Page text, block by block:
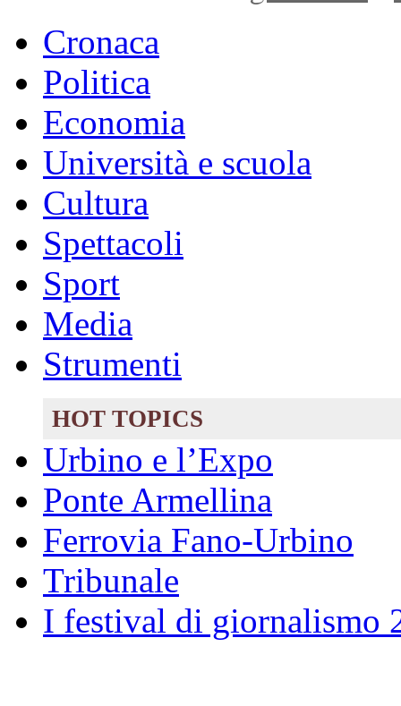
Cronaca
Politica
Economia
Università e scuola
Cultura
Spettacoli
Sport
Media
Strumenti
HOT TOPICS
Urbino e l’Expo
Ponte Armellina
Ferrovia Fano-Urbino
Tribunale
I festival di giornalismo